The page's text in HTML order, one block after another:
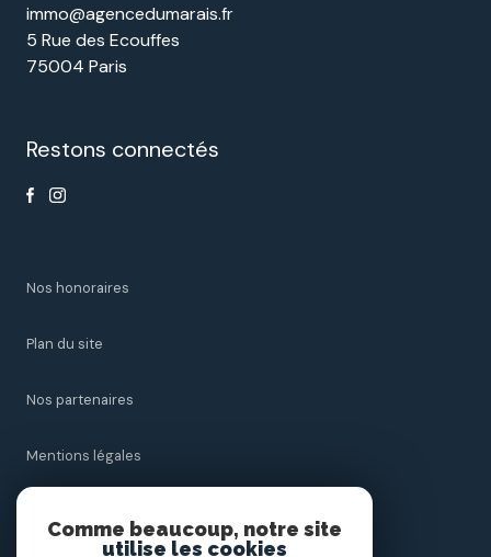
immo@agencedumarais.fr
5 Rue des Ecouffes
75004 Paris
Restons connectés
nos honoraires
plan du site
nos partenaires
mentions légales
Comme beaucoup, notre site
utilise les cookies